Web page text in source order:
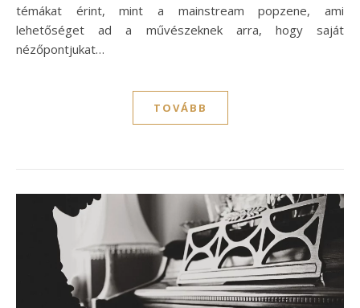
témákat érint, mint a mainstream popzene, ami
lehetőséget ad a művészeknek arra, hogy saját
nézőpontjukat…
TOVÁBB